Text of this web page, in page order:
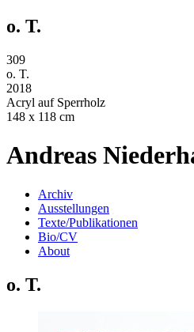
o. T.
309
o. T.
2018
Acryl auf Sperrholz
148 x 118 cm
Andreas
Archiv
Ausstellungen
Texte/Publikationen
Bio/CV
About
o. T.